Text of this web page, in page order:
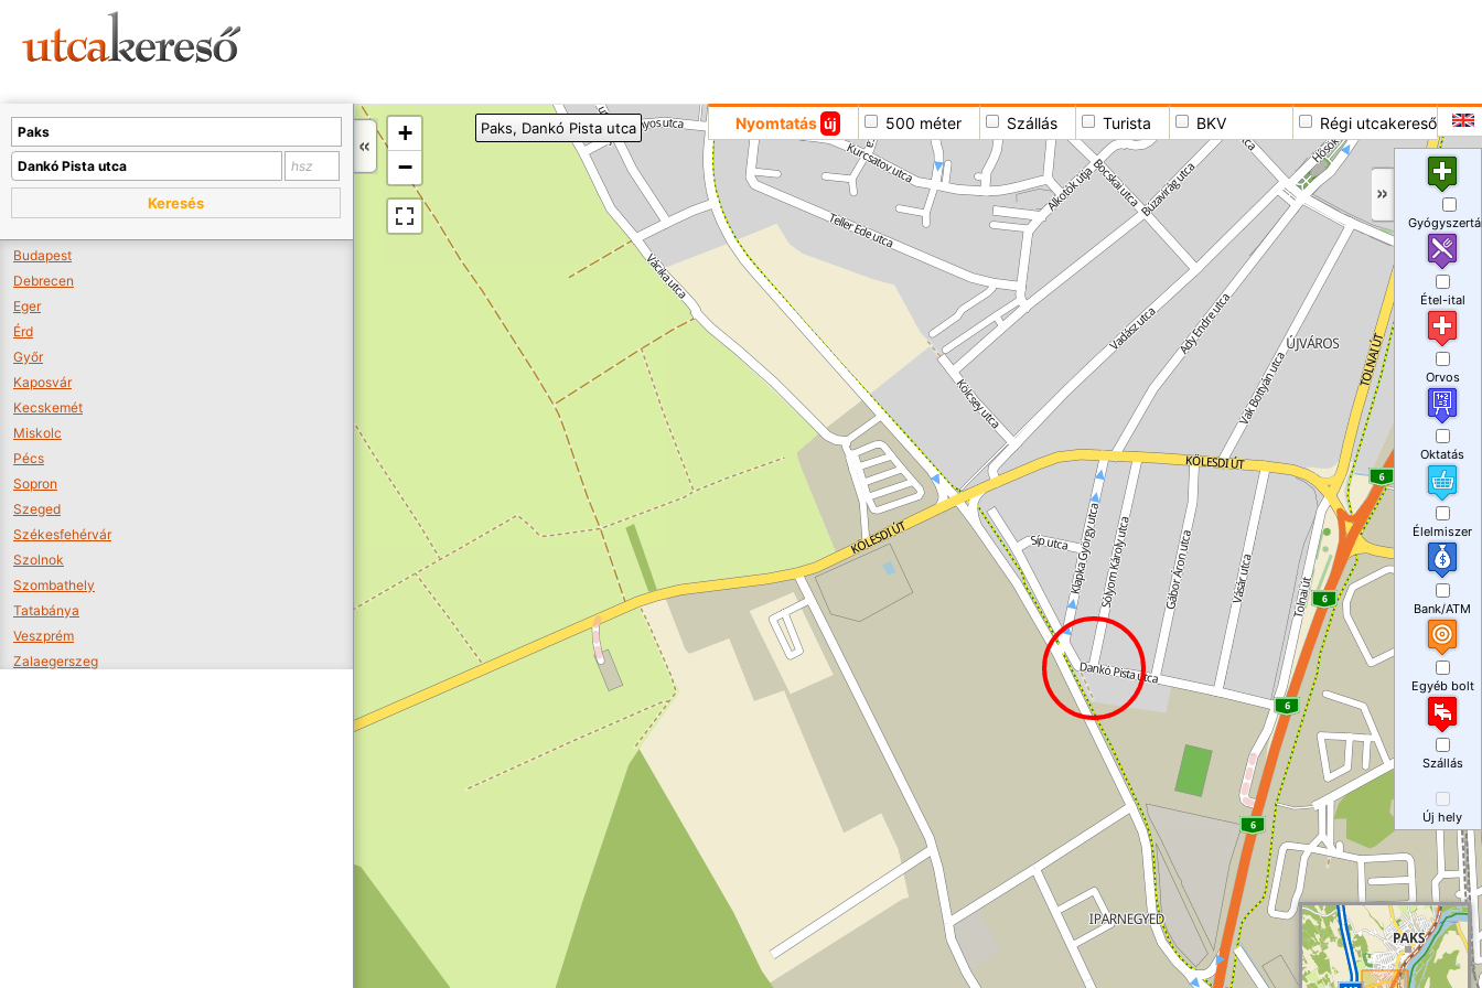
+
−
Nyomtatás új 500 méter Szállás Turista BKV Régi utcakereső
Paks, Dankó Pista utca
Keresés
Budapest
Debrecen
Eger
Érd
Győr
Kaposvár
Kecskemét
Miskolc
Pécs
Sopron
Szeged
Székesfehérvár
Szolnok
Szombathely
Tatabánya
Veszprém
Zalaegerszeg
Étel-ital
Orvos
Oktatás
Élelmiszer
Bank/ATM
Egyéb bolt
Szállás
Új hely
A térképet kicsinyíteni kell, hogy látszódjanak a boltok.
Boltok látszódjanak >>